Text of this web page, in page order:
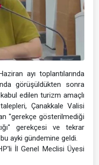
ayı toplantılarında
görüşüldükten sonra
edilen turizm amaçlı
Çanakkale Valisi
"gerekçe gösterilmediği
gerekçesi ve tekrar
ayki gündemine geldi.
İl Genel Meclisi Üyesi